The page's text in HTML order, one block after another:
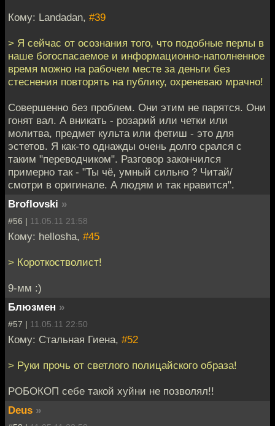
Кому: Landadan, #39
> Я сейчас от осознания того, что подобные перлы в
наше богоспасаемое и информационно-наполненное
время можно на рабочем месте за деньги без
стеснения повторять на публику, охреневаю мрачно!
Совершенно без проблем. Они этим не парятся. Они
гонят вал. А вникать - розарий или четки или
молитва, предмет культа или фетиш - это для
эстетов. Я как-то однажды очень долго срался с
таким "переводчиком". Разговор закончился
примерно так - "Ты чё, умный сильно ? Читай/
смотри в оригинале. А людям и так нравится".
Broflovski »
#56 | 11.05.11 21:58
Кому: hellosha, #45
> Короткостволист!
9-мм :)
Блюзмен »
#57 | 11.05.11 22:50
Кому: Стальная Гиена, #52
> Руки прочь от светлого полицайского образа!
РОБОКОП себе такой хуйни не позволял!!
Deus »